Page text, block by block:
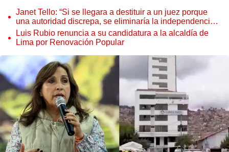
Janet Tello: “Si se llegara a destituir a un juez porque
una autoridad discrepa, se eliminaría la independencia
judicial”
Luis Rubio renuncia a su candidatura a la alcaldía de
Lima por Renovación Popular